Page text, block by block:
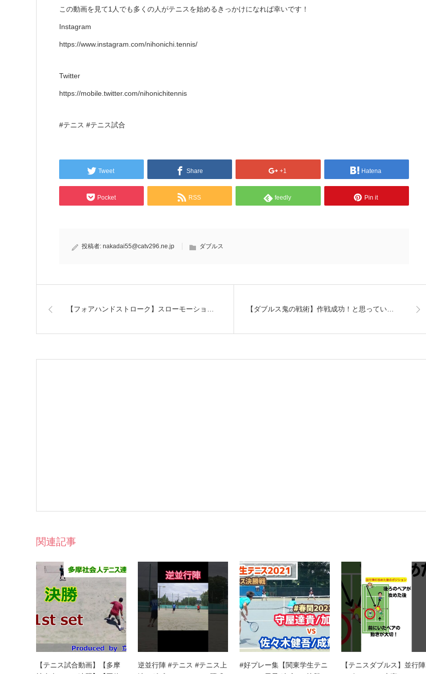
この動画を見て1人でも多くの人がテニスを始めるきっかけになれば幸いです！
Instagram
https://www.instagram.com/nihonichi.tennis/
Twitter
https://mobile.twitter.com/nihonichitennis
#テニス #テニス試合
Tweet Share +1 Hatena
Pocket RSS feedly Pin it
投稿者: nakadai55@catv296.ne.jp ダブルス
【フォアハンドストローク】スローモーショ… 【ダブルス鬼の戦術】作戦成功！と思ってい…
関連記事
【テニス試合動画】【多摩
逆並行陣 #テニス #テニス上
#好プレー集【関東学生テニ
【テニスダブルス】並行陣